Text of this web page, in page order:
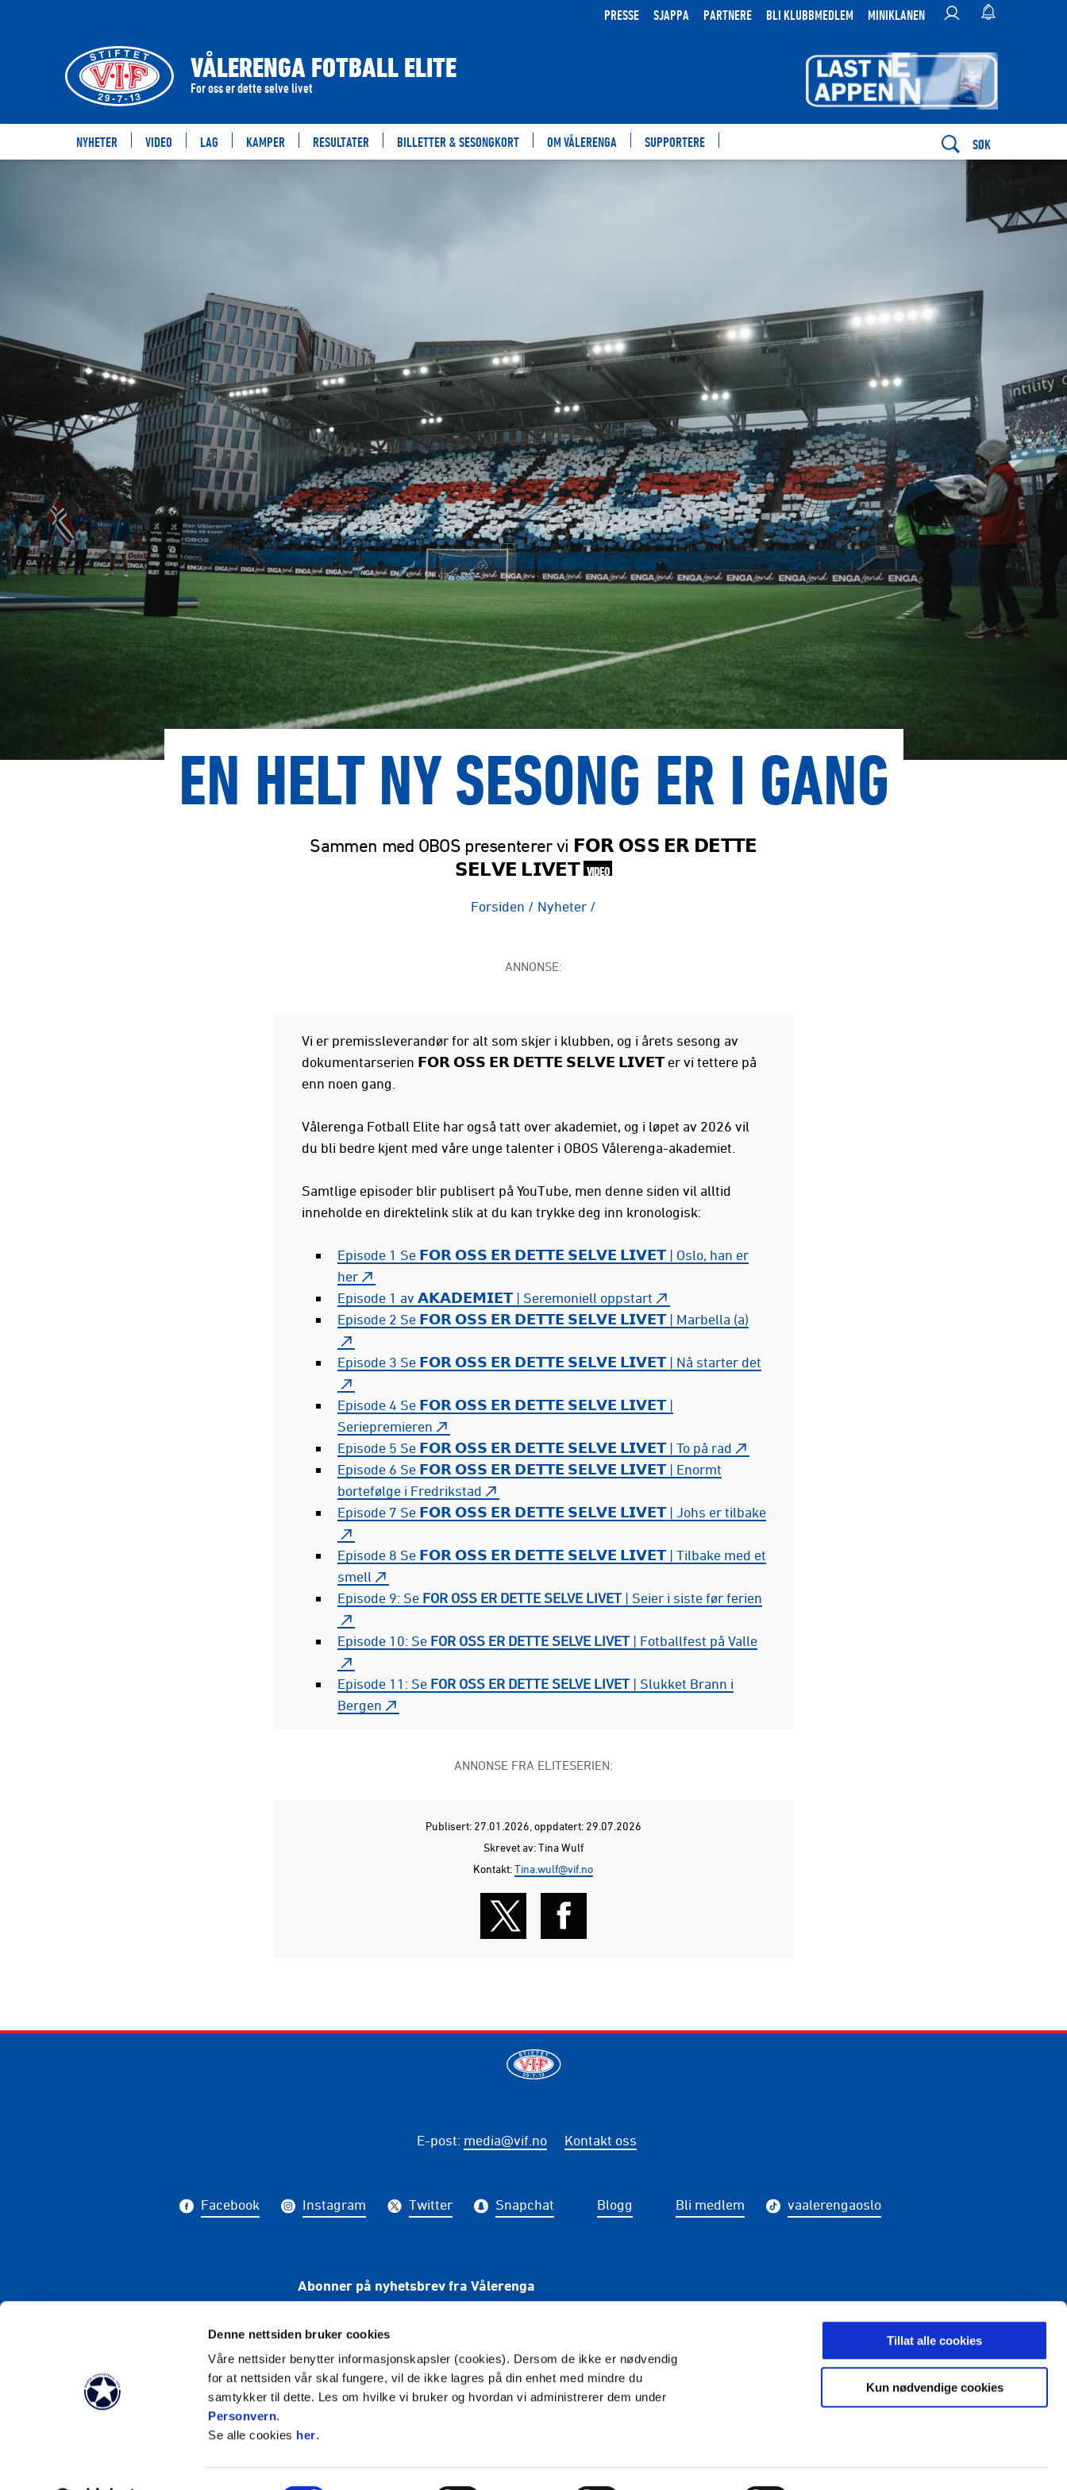
Denne nettsiden bruker cookies
Våre nettsider benytter informasjonskapsler (cookies). Dersom de ikke er nødvendig
for at nettsiden vår skal fungere, vil de ikke lagres på din enhet med mindre du
samtykker til dette. Les om hvilke vi bruker og hvordan vi administrerer dem under
Personvern.
Se alle cookies her.
Tillat alle cookies
Kun nødvendige cookies
PRESSE SJAPPA PARTNERE BLI KLUBBMEDLEM MINIKLANEN
VÅLERENGA FOTBALL ELITE
For oss er dette selve livet
NYHETER VIDEO LAG KAMPER RESULTATER BILLETTER & SESONGKORT OM VÅLERENGA SUPPORTERE SØK
EN HELT NY SESONG ER I GANG
Sammen med OBOS presenterer vi 𝗙𝗢𝗥 𝗢𝗦𝗦 𝗘𝗥 𝗗𝗘𝗧𝗧𝗘
𝗦𝗘𝗟𝗩𝗘 𝗟𝗜𝗩𝗘𝗧 VIDEO
Forsiden / Nyheter /
ANNONSE:
Vi er premissleverandør for alt som skjer i klubben, og i årets sesong av
dokumentarserien 𝗙𝗢𝗥 𝗢𝗦𝗦 𝗘𝗥 𝗗𝗘𝗧𝗧𝗘 𝗦𝗘𝗟𝗩𝗘 𝗟𝗜𝗩𝗘𝗧 er vi tettere på
enn noen gang.
Vålerenga Fotball Elite har også tatt over akademiet, og i løpet av 2026 vil
du bli bedre kjent med våre unge talenter i OBOS Vålerenga-akademiet.
Samtlige episoder blir publisert på YouTube, men denne siden vil alltid
inneholde en direktelink slik at du kan trykke deg inn kronologisk:
Episode 1 Se 𝗙𝗢𝗥 𝗢𝗦𝗦 𝗘𝗥 𝗗𝗘𝗧𝗧𝗘 𝗦𝗘𝗟𝗩𝗘 𝗟𝗜𝗩𝗘𝗧 | Oslo, han er
her
Episode 1 av 𝗔𝗞𝗔𝗗𝗘𝗠𝗜𝗘𝗧 | Seremoniell oppstart
Episode 2 Se 𝗙𝗢𝗥 𝗢𝗦𝗦 𝗘𝗥 𝗗𝗘𝗧𝗧𝗘 𝗦𝗘𝗟𝗩𝗘 𝗟𝗜𝗩𝗘𝗧 | Marbella (a)
Episode 3 Se 𝗙𝗢𝗥 𝗢𝗦𝗦 𝗘𝗥 𝗗𝗘𝗧𝗧𝗘 𝗦𝗘𝗟𝗩𝗘 𝗟𝗜𝗩𝗘𝗧 | Nå starter det
Episode 4 Se 𝗙𝗢𝗥 𝗢𝗦𝗦 𝗘𝗥 𝗗𝗘𝗧𝗧𝗘 𝗦𝗘𝗟𝗩𝗘 𝗟𝗜𝗩𝗘𝗧 |
Seriepremieren
Episode 5 Se 𝗙𝗢𝗥 𝗢𝗦𝗦 𝗘𝗥 𝗗𝗘𝗧𝗧𝗘 𝗦𝗘𝗟𝗩𝗘 𝗟𝗜𝗩𝗘𝗧 | To på rad
Episode 6 Se 𝗙𝗢𝗥 𝗢𝗦𝗦 𝗘𝗥 𝗗𝗘𝗧𝗧𝗘 𝗦𝗘𝗟𝗩𝗘 𝗟𝗜𝗩𝗘𝗧 | Enormt
bortefølge i Fredrikstad
Episode 7 Se 𝗙𝗢𝗥 𝗢𝗦𝗦 𝗘𝗥 𝗗𝗘𝗧𝗧𝗘 𝗦𝗘𝗟𝗩𝗘 𝗟𝗜𝗩𝗘𝗧 | Johs er tilbake
Episode 8 Se 𝗙𝗢𝗥 𝗢𝗦𝗦 𝗘𝗥 𝗗𝗘𝗧𝗧𝗘 𝗦𝗘𝗟𝗩𝗘 𝗟𝗜𝗩𝗘𝗧 | Tilbake med et
smell
Episode 9: Se FOR OSS ER DETTE SELVE LIVET| Seier i siste før ferien
Episode 10: Se FOR OSS ER DETTE SELVE LIVET| Fotballfest på Valle
Episode 11: Se FOR OSS ER DETTE SELVE LIVET| Slukket Brann i
Bergen
ANNONSE FRA ELITESERIEN:
Publisert: 27.01.2026 , oppdatert: 29.07.2026
Skrevet av: Tina Wulf
Kontakt:Tina.wulf@vif.no
E-post: media@vif.no Kontakt oss
Facebook Instagram Twitter Snapchat Blogg Bli medlem vaalerengaoslo
Abonner på nyhetsbrev fra Vålerenga